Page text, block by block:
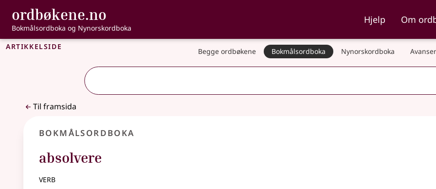
Gå til hovudinnhald
Tilgjenge
ordbøkene.no , Bokmålsordboka og Nynorskordboka
Bokmålsordboka og Nynorskordboka
Hjelp Om
Artikkelside Begge ordbøkene Bokmålsordboka Nynorskordboka
Til framsida
Bokmålsordboka
absolvere
verb